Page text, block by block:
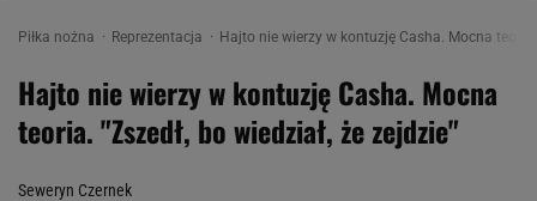
Piłka nożna Reprezentacja Hajto nie wierzy w kontuzję Casha. Mocna teoria.
Hajto nie wierzy w kontuzję Casha. Mocna
teoria. "Zszedł, bo wiedział, że zejdzie"
Seweryn Czernek